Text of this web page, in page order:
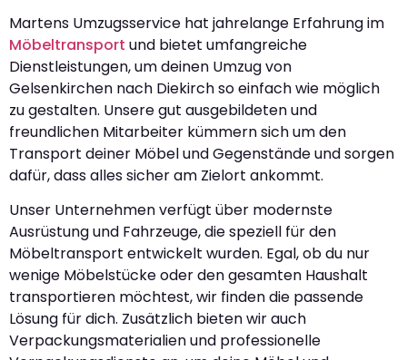
Martens Umzugsservice hat jahrelange Erfahrung im
Möbeltransport und bietet umfangreiche
Dienstleistungen, um deinen Umzug von
Gelsenkirchen nach Diekirch so einfach wie möglich
zu gestalten. Unsere gut ausgebildeten und
freundlichen Mitarbeiter kümmern sich um den
Transport deiner Möbel und Gegenstände und sorgen
dafür, dass alles sicher am Zielort ankommt.
Unser Unternehmen verfügt über modernste
Ausrüstung und Fahrzeuge, die speziell für den
Möbeltransport entwickelt wurden. Egal, ob du nur
wenige Möbelstücke oder den gesamten Haushalt
transportieren möchtest, wir finden die passende
Lösung für dich. Zusätzlich bieten wir auch
Verpackungsmaterialien und professionelle